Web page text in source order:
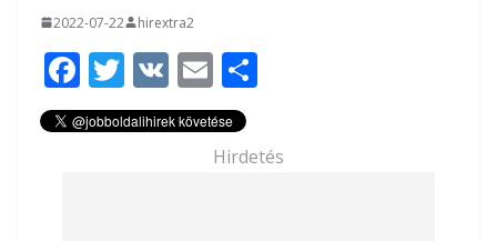
2022-07-22 hirextra2
F
ac
e
T
w
itt
V
K
E
m
ai
l
za
m
Hirdetés